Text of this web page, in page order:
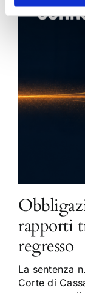
rapporti
regresso
La sentenza
Corte di